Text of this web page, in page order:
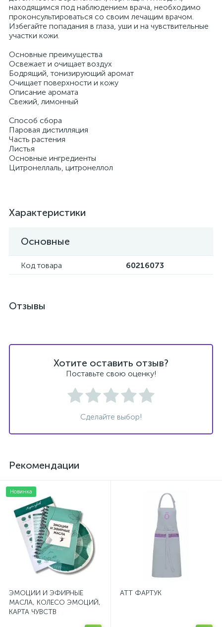
находящимся под наблюдением врача, необходимо
проконсультироваться со своим лечащим врачом.
Избегайте попадания в глаза, уши и на чувствительные
участки кожи.
Основные преимущества
Освежает и очищает воздух
Бодрящий, тонизирующий аромат
Очищает поверхности и кожу
Описание аромата
Свежий, лимонный
Способ сбора
Паровая дистилляция
Часть растения
Листья
Основные ингредиенты
Цитронеллаль, цитронеллол
Характеристики
Основные
Код товара 60216073
Отзывы
Хотите оставить отзыв?
Поставьте свою оценку!
Сделайте выбор!
Рекомендации
Новинка
ЭМОЦИИ И ЭФИРНЫЕ
МАСЛА, КОЛЕСО ЭМОЦИЙ,
КАРТА ЧУВСТВ
ATT ФАРТУК